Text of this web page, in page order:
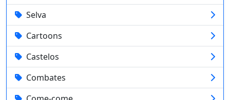
Selva
Cartoons
Castelos
Combates